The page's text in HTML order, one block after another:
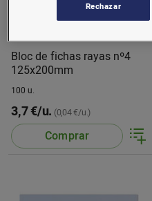
Bloc de fichas rayas nº4
125x200mm
100 u.
3,7 €/u. (0,04 €/u.)
Comprar
Rechazar